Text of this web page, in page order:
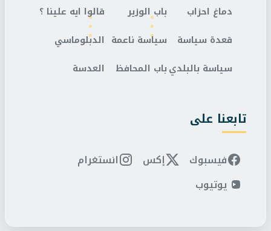
دماغ احزاب
قعدة سياسة
سياسة بالبلدي
باب الوزير
سياسة ناعمة
باب المحافظ
قالوا ايه علينا ؟
الدبلوماسي
العدسة
تابعنا على
فيسبوك إكس
انستغرام
يوتيوب